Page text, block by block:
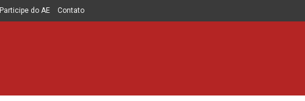
Participe do AE Contato